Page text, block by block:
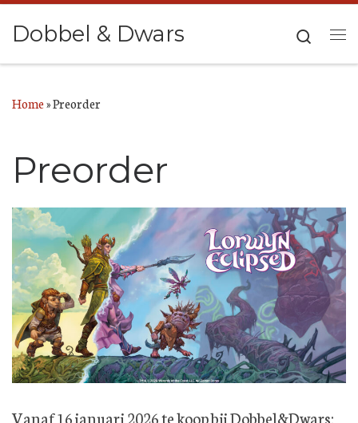
Ga naar inhoud
Dobbel & Dwars
Search
Home»Preorder
Preorder
Vanaf 16 januari 2026 te koop bij Dobbel&Dwars: